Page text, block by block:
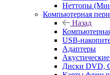
Неттопы
Компьютерная
Назад
USB-
Адаптеры
Диски DVD,